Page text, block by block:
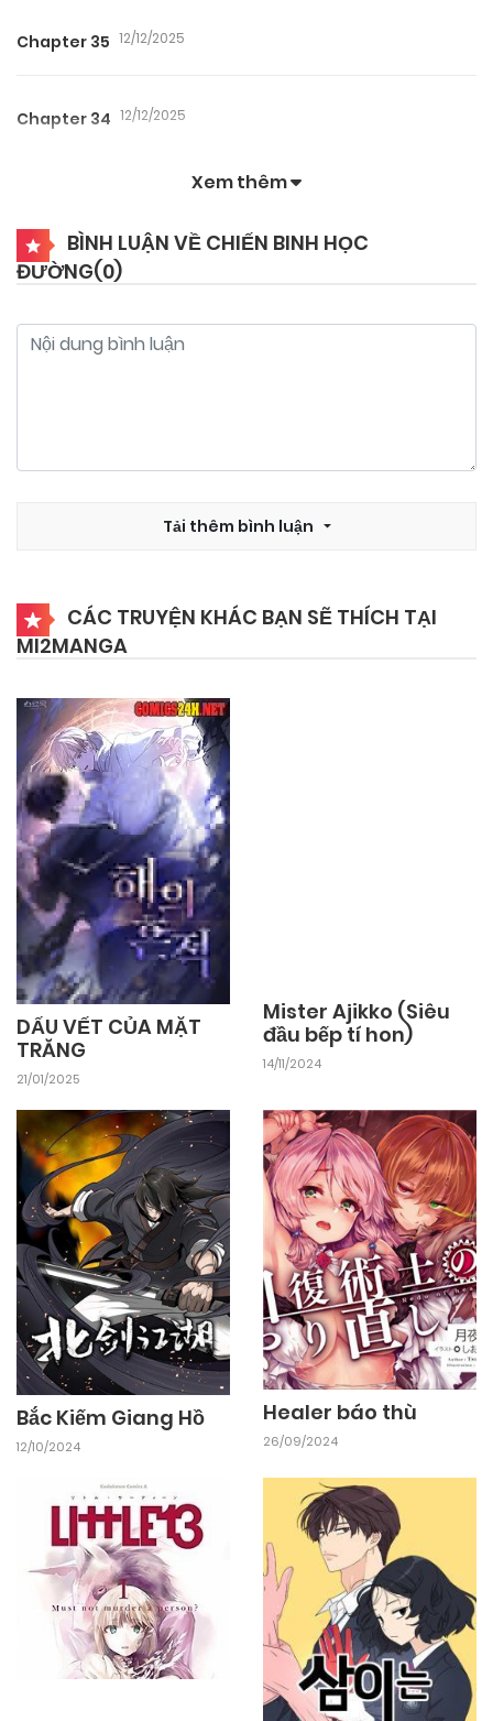
Chapter 35 12/12/2025
Chapter 34 12/12/2025
Chapter 32 12/12/2025
Chapter 31 12/12/2025
Chapter 27 12/12/2025
Chapter 26 12/12/2025
Chapter 25 12/12/2025
Chapter 24 12/12/2025
Chapter 23 12/12/2025
Chapter 22 12/12/2025
Xem thêm
BÌNH LUẬN VỀ CHIẾN BINH HỌC
ĐƯỜNG(0)
Tải thêm bình luận
CÁC TRUYỆN KHÁC BẠN SẼ THÍCH TẠI
MI2MANGA
DẤU VẾT CỦA MẶT
TRĂNG
21/01/2025
Mister Ajikko (Siêu
đầu bếp tí hon)
14/11/2024
Bắc Kiếm Giang Hồ
12/10/2024
Healer báo thù
26/09/2024